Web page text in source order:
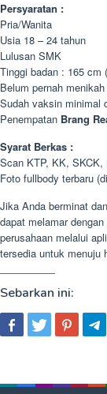
Persyaratan :
Pria/Wanita
Usia 18 – 24 tahun
Lulusan SMK
Tinggi badan : 165 cm
Belum pernah menikah
Sudah vaksin minimal
Penempatan Brang
Syarat Berkas :
Scan KTP, KK, SKCK,
Foto fullbody terbaru
Jika Anda berminat
dapat melamar
perusahaan melalui
tersedia untuk menuju
Sebarkan ini: